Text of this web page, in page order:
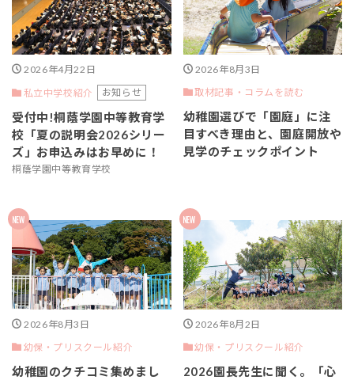
2026年4月22日
私立中学校紹介
お知らせ
受付中!桐蔭学園中等教育学
校「夏の説明会2026シリー
ズ」お申込みはお早めに！
桐蔭学園中等教育学校
2026年8月3日
取材記事・コラムを読む
幼稚園選びで「園庭」に注
目すべき理由と、園庭開放や
見学のチェックポイント
2026年8月3日
幼保・プリスクール紹介
幼稚園のクチコミ集めまし
2026年8月2日
幼保・プリスクール紹介
2026園長先生に聞く。「心